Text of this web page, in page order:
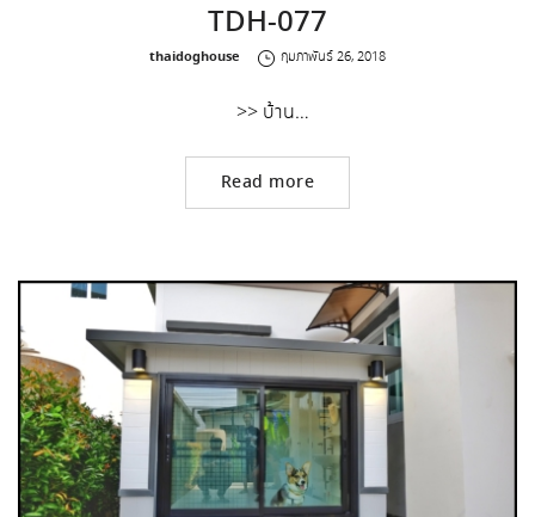
TDH-077
by
thaidoghouse กุมภาพันธ์ 26, 2018
>> บ้าน…
Read more